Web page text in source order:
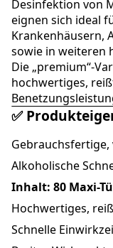
Desinfektion von
eignen sich ideal
Krankenhäusern,
sowie in weiteren
Die „premium“-
hochwertiges,
✅
Alkoholische
Inhalt: 80 Maxi-
Hochwertiges,
Schnelle